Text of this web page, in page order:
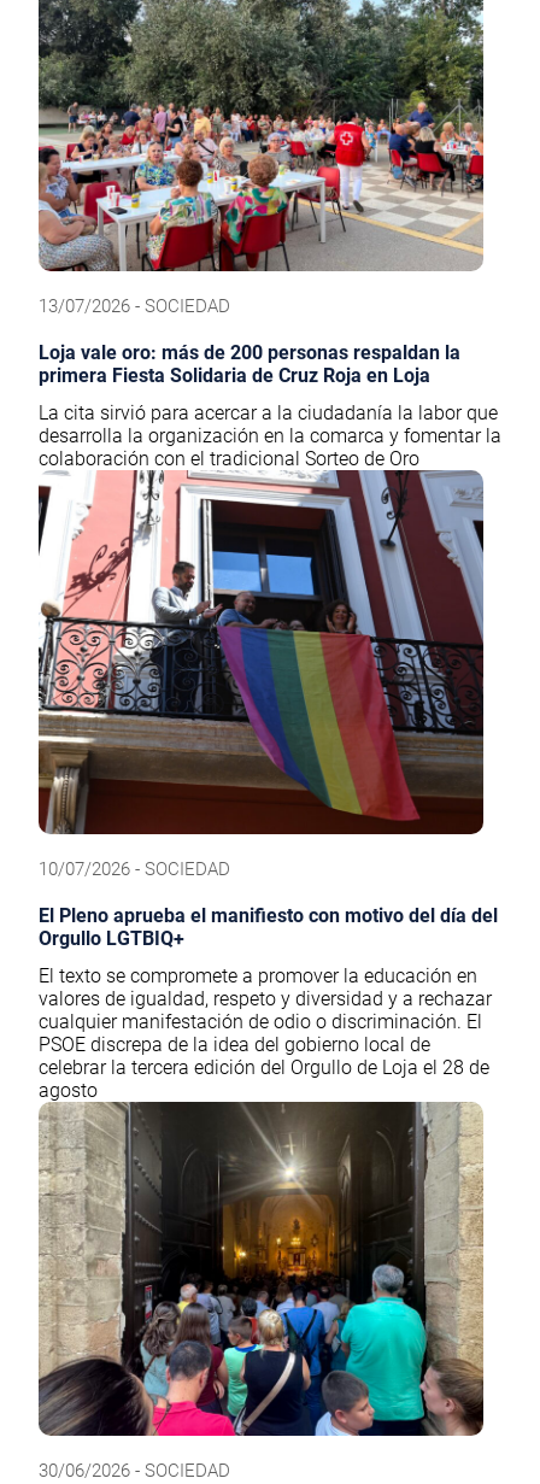
13/07/2026 - SOCIEDAD
Loja vale oro: más de 200 personas respaldan la
primera Fiesta Solidaria de Cruz Roja en Loja
La cita sirvió para acercar a la ciudadanía la labor que
desarrolla la organización en la comarca y fomentar la
colaboración con el tradicional Sorteo de Oro
10/07/2026 - SOCIEDAD
El Pleno aprueba el manifiesto con motivo del día del
Orgullo LGTBIQ+
El texto se compromete a promover la educación en
valores de igualdad, respeto y diversidad y a rechazar
cualquier manifestación de odio o discriminación. El
PSOE discrepa de la idea del gobierno local de
celebrar la tercera edición del Orgullo de Loja el 28 de
agosto
30/06/2026 - SOCIEDAD